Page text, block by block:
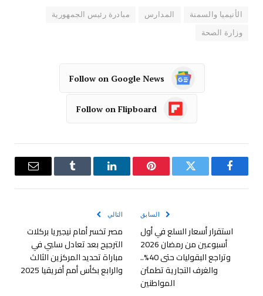
الأنيميا والسمنة المدارس مبادرة رئيس الجمهورية
وزارة الصحة
Follow on Google News
Follow on Flipboard
فيسبوك تويتر بينتيريستلينكدإن Tumblr
البريد
السابق
استقرار أسعار السلع في أول
أسبوعين من رمضان 2026
وتراجع البقوليات حتى 40%..
والغرف التجارية تطمئن
المواطنين
التالي
مصر تخسر أمام نيجيريا بركلات
الترجيح بعد تعادل سلبي في
مباراة تحديد المركزين الثالث
والرابع بكأس أمم أفريقيا 2025